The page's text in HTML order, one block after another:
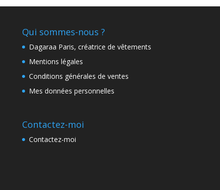
Qui sommes-nous ?
Dagaraa Paris, créatrice de vêtements
Mentions légales
Conditions générales de ventes
Mes données personnelles
Contactez-moi
Contactez-moi